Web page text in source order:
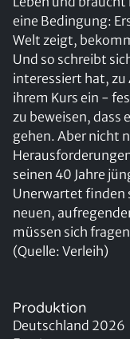
eine Bedingung:
Welt zeigt,
Und so schreibt
interessiert hat, zu
ihrem Kurs ein -
zu beweisen, dass
gehen. Aber nicht
seinen 40 Jahre
Unerwartet finden
neuen,
müssen sich
(Quelle: Verleih)
Produktion
Deutschland 2026